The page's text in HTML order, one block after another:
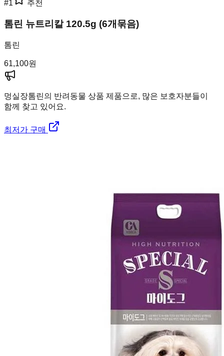
#1 추천
톰린 뉴트리칼 120.5g (6개묶음)
톰린
61,100원
멍실장톰린의 반려동물 상품 제품으로, 많은 보호자분들이
함께 찾고 있어요.
최저가 구매